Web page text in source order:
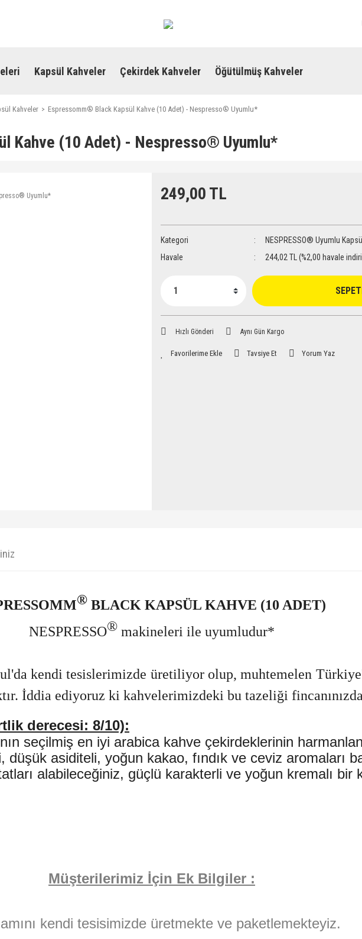
Kapsül Kahveler Çekirdek Kahveler Öğütülmüş Kahveler
Kahveler Espressomm® Black Kapsül Kahve (10 Adet) - Nespresso® Uyumlu*
Kahve (10 Adet) - Nespresso® Uyumlu*
249,00 TL
Kategori
NESPRESSO® Uyumlu
Havale
244,02 TL (%2,00 havale
Hızlı Gönderi Aynı Gün Kargo
Tavsiye Et Yorum Yaz
® BLACK KAPSÜL KAHVE (10 ADET)
NESPRESSO® makineleri ile uyumludur*
kendi tesislerimizde üretiliyor olup, muhtemelen
İddia ediyoruz ki kahvelerimizdeki bu tazeliği
derecesi: 8/10):
seçilmiş en iyi arabica kahve çekirdeklerinin
asiditeli, yoğun kakao, fındık ve ceviz aromaları
alabileceğiniz, güçlü karakterli ve yoğun kremalı bir
Müşterilerimiz İçin Ek Bilgiler :
kendi tesisimizde üretmekte ve paketlemekteyiz.